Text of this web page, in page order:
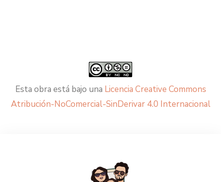
Esta obra está bajo una Licencia Creative Commons
Atribución-NoComercial-SinDerivar 4.0 Internacional